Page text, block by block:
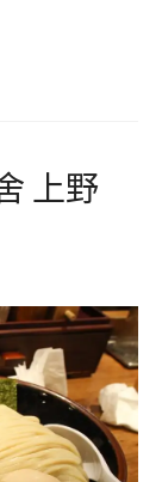
上野